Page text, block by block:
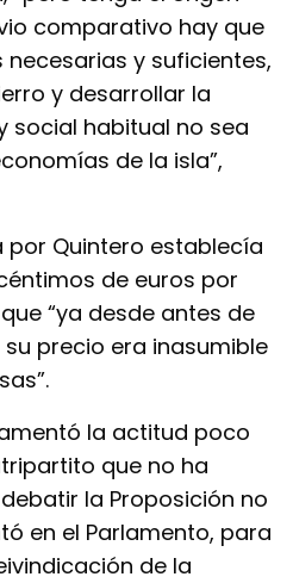
comparativo hay que
y suficientes,
y desarrollar la
social habitual no sea
de la isla”,
por Quintero establecía
de euros por
“ya desde antes de
precio era inasumible
la actitud poco
que no ha
la Proposición no
en el Parlamento, para
de la